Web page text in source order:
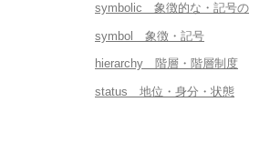
symbolic 象徴的な・記号の
symbol 象徴・記号
hierarchy 階層・階層制度
status 地位・身分・状態